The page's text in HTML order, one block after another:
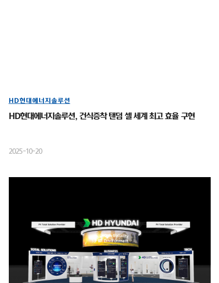
HD현대에너지솔루션
HD현대에너지솔루션, 건식증착 탠덤 셀 세계 최고 효율 구현
2025-10-20